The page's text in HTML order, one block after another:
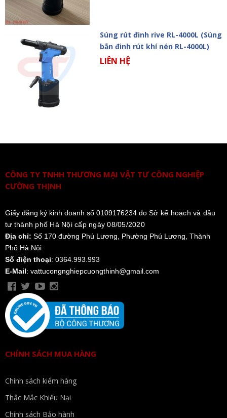
Súng rút đinh rive RL-4000L (Súng
bắn đinh rút khí nén RL-4000L)
LIÊN HỆ
CÔNG TY TNHH THƯƠNG MẠI VẬT TƯ CÔNG NGHIỆP
CƯỜNG THỊNH
Giấy đăng ký kinh doanh số 0109176234 do Sở kế hoạch và đầu
tư thành phố Hà Nội cấp ngày 08/05/2020
Địa chỉ: Số 170 đường Phú Lương, Phường Phú Lương, Thành
Phố Hà Nội
Số điện thoại: 0364.993.993
E-Mail: vattucongnghiepcuongthinh@gmail.com
CHÍNH SÁCH MUA HÀNG
Chính sách kiểm hàng
Thắc Mắc Khiếu Nại
Chính sách Bảo hành